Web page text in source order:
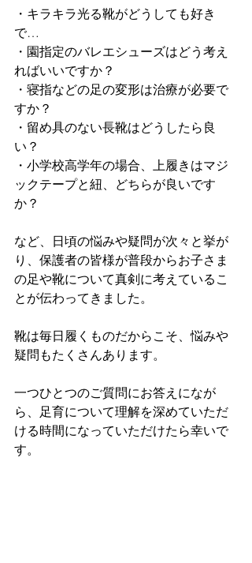
・キラキラ光る靴がどうしても好き
で…
・園指定のバレエシューズはどう考え
ればいいですか？
・寝指などの足の変形は治療が必要で
すか？
・留め具のない長靴はどうしたら良
い？
・小学校高学年の場合、上履きはマジ
ックテープと紐、どちらが良いです
か？
など、日頃の悩みや疑問が次々と挙が
り、保護者の皆様が普段からお子さま
の足や靴について真剣に考えているこ
とが伝わってきました。
靴は毎日履くものだからこそ、悩みや
疑問もたくさんあります。
一つひとつのご質問にお答えになが
ら、足育について理解を深めていただ
ける時間になっていただけたら幸いで
す。